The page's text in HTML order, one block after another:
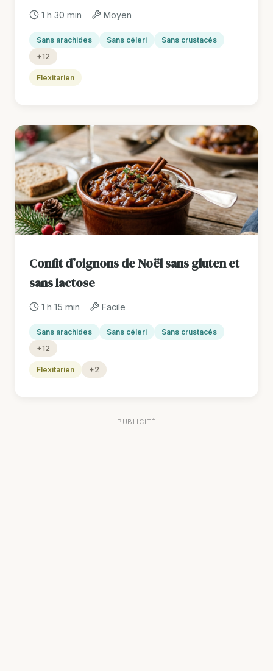
1 h 30 min Moyen
Sans arachides Sans céleri
Sans crustacés
+12
Flexitarien
Confit d’oignons de Noël sans gluten et
sans lactose
1 h 15 min Facile
Sans arachides Sans céleri
Sans crustacés
+12
Flexitarien +2
PUBLICITÉ